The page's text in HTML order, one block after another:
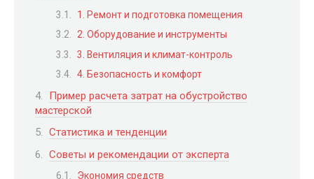
1. Ремонт и подготовка помещения
2. Оборудование и инструменты
3. Вентиляция и климат-контроль
4. Безопасность и комфорт
Пример расчета затрат на обустройство
мастерской
Статистика и тенденции
Советы и рекомендации от эксперта
Экономия средств